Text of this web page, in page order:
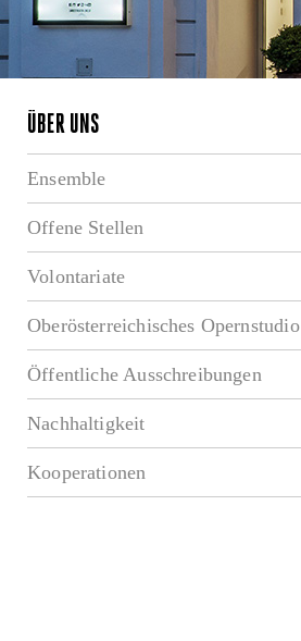
ÜBER UNS
Ensemble
Offene Stellen
Volontariate
Oberösterreichisches Opernstudio
Öffentliche Ausschreibungen
Nachhaltigkeit
Kooperationen